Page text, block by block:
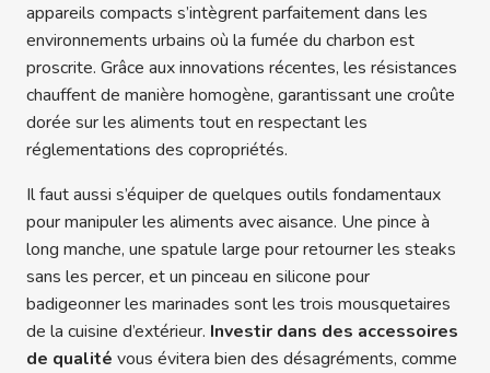
appareils compacts s’intègrent parfaitement dans les
environnements urbains où la fumée du charbon est
proscrite. Grâce aux innovations récentes, les résistances
chauffent de manière homogène, garantissant une croûte
dorée sur les aliments tout en respectant les
réglementations des copropriétés.
Il faut aussi s’équiper de quelques outils fondamentaux
pour manipuler les aliments avec aisance. Une pince à
long manche, une spatule large pour retourner les steaks
sans les percer, et un pinceau en silicone pour
badigeonner les marinades sont les trois mousquetaires
de la cuisine d’extérieur. Investir dans des accessoires
de qualité vous évitera bien des désagréments, comme